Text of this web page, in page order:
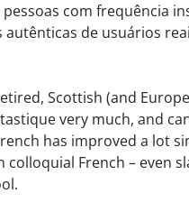
com frequência
de usuários
Scottish (and
very much, and
has improved a lot
colloquial French – even